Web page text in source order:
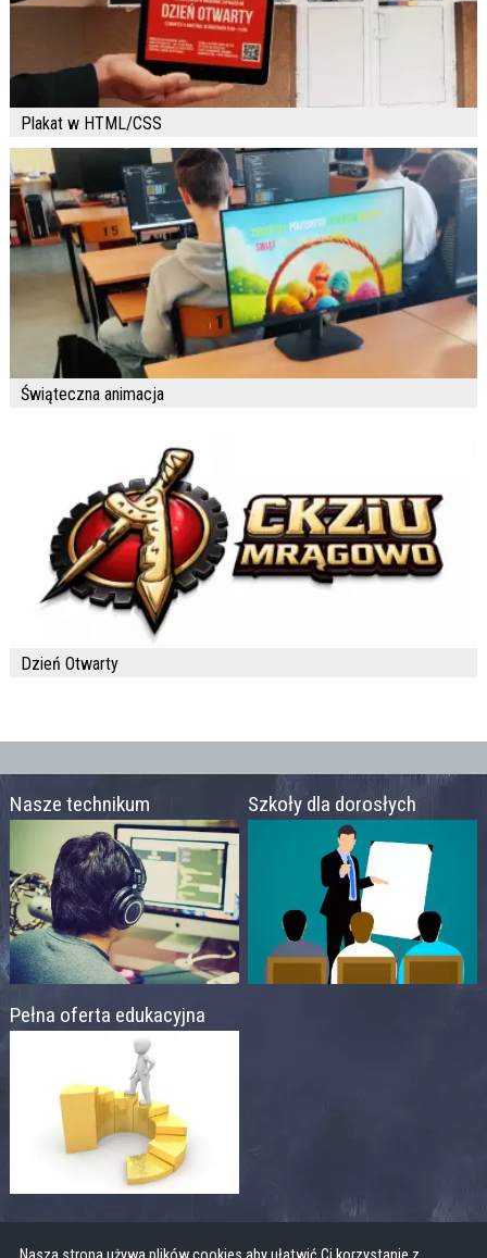
Plakat w HTML/CSS
Świąteczna animacja
Dzień Otwarty
Nasze technikum Szkoły dla dorosłych
Pełna oferta edukacyjna